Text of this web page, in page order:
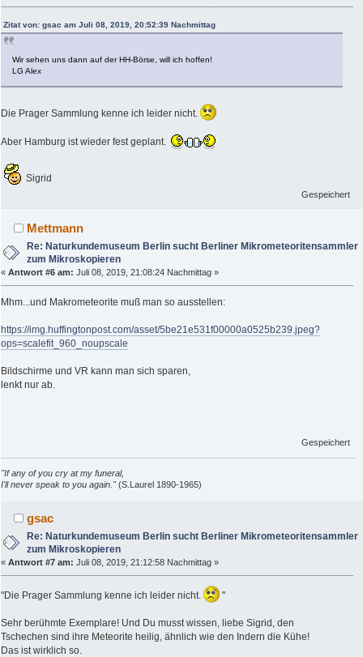
Zitat von: gsac am Juli 08, 2019, 20:52:39 Nachmittag
Wir sehen uns dann auf der HH-Börse, will ich hoffen!
LG Alex
Die Prager Sammlung kenne ich leider nicht.
Aber Hamburg ist wieder fest geplant.
Sigrid
Gespeichert
Mettmann
Re: Naturkundemuseum Berlin sucht Berliner Mikrometeoritensammler
zum Mikroskopieren
« Antwort #6 am: Juli 08, 2019, 21:08:24 Nachmittag »
Mhm...und Makrometeorite muß man so ausstellen:
https://img.huffingtonpost.com/asset/5be21e531f00000a0525b239.jpeg?
ops=scalefit_960_noupscale
Bildschirme und VR kann man sich sparen,
lenkt nur ab.
Gespeichert
"If any of you cry at my funeral,
I'll never speak to you again."(S.Laurel 1890-1965)
gsac
Re: Naturkundemuseum Berlin sucht Berliner Mikrometeoritensammler
zum Mikroskopieren
« Antwort #7 am: Juli 08, 2019, 21:12:58 Nachmittag »
"Die Prager Sammlung kenne ich leider nicht. "
Sehr berühmte Exemplare! Und Du musst wissen, liebe Sigrid, den
Tschechen sind ihre Meteorite heilig, ähnlich wie den Indern die Kühe!
Das ist wirklich so.